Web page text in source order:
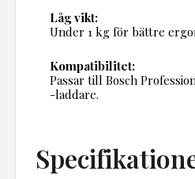
Låg vikt:
Under 1 kg för bättre
Kompatibilitet:
Passar till Bosch
-laddare.